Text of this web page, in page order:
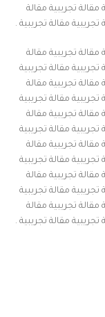
مقالة تجريبية مقالة
تجريبية مقالة تجريبية .
مقالة تجريبية مقالة
تجريبية مقالة تجريبية
مقالة تجريبية مقالة
تجريبية مقالة تجريبية
مقالة تجريبية مقالة
تجريبية مقالة تجريبية
مقالة تجريبية مقالة
تجريبية مقالة تجريبية
مقالة تجريبية مقالة
تجريبية مقالة تجريبية
مقالة تجريبية مقالة
تجريبية مقالة تجريبية .